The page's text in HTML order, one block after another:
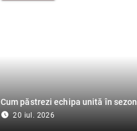
Cum păstrezi echipa unită în sezon
access_time_filled 20 iul. 2026